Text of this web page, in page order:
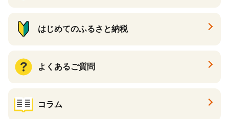
はじめてのふるさと納税
よくあるご質問
コラム